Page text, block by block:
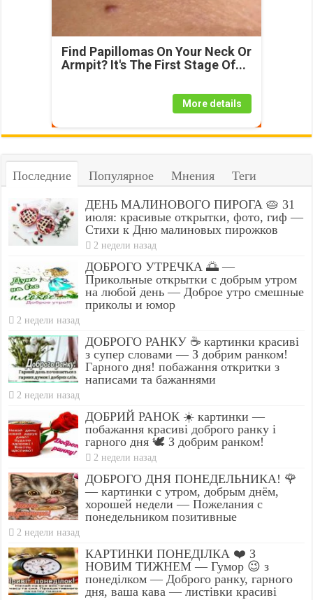
Find Papillomas On Your Neck Or
Armpit? It's The First Stage Of...
More details
Последние Популярное Мнения Теги
ДЕНЬ МАЛИНОВОГО ПИРОГА 🥧 31
июля: красивые открытки, фото, гиф —
Стихи к Дню малиновых пирожков
2 недели назад
ДОБРОГО УТРЕЧКА 🌅 —
Прикольные открытки с добрым утром
на любой день — Доброе утро смешные
приколы и юмор
2 недели назад
ДОБРОГО РАНКУ ☕ картинки красиві
з супер словами — З добрим ранком!
Гарного дня! побажання откритки з
написами та бажаннями
2 недели назад
ДОБРИЙ РАНОК ☀️ картинки —
побажання красиві доброго ранку і
гарного дня 🕊️ З добрим ранком!
2 недели назад
ДОБРОГО ДНЯ ПОНЕДЕЛЬНИКА! 🌹
— картинки с утром, добрым днём,
хорошей недели — Пожелания с
понедельником позитивные
2 недели назад
КАРТИНКИ ПОНЕДІЛКА ❤️ З
НОВИМ ТИЖНЕМ — Гумор 😉 з
понеділком — Доброго ранку, гарного
дня, ваша кава — листівки красиві